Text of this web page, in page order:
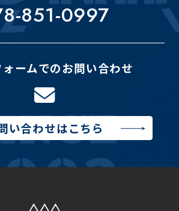
851-0997
ームでのお問い合わせ
い合わせはこちら